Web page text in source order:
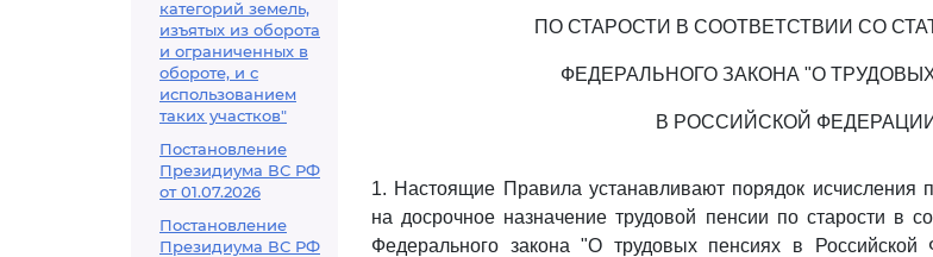
категорий земель,
изъятых из оборота
и ограниченных в
обороте, и с
использованием
таких участков"
Постановление
Президиума ВС РФ
от 01.07.2026
Постановление
Президиума ВС РФ
ПО СТАРОСТИ В СООТВЕТСТВИИ СО
ФЕДЕРАЛЬНОГО ЗАКОНА "О
В РОССИЙСКОЙ
1. Настоящие Правила устанавливают порядок
на досрочное назначение трудовой пенсии по старости в
Федерального закона "О трудовых пенсиях в